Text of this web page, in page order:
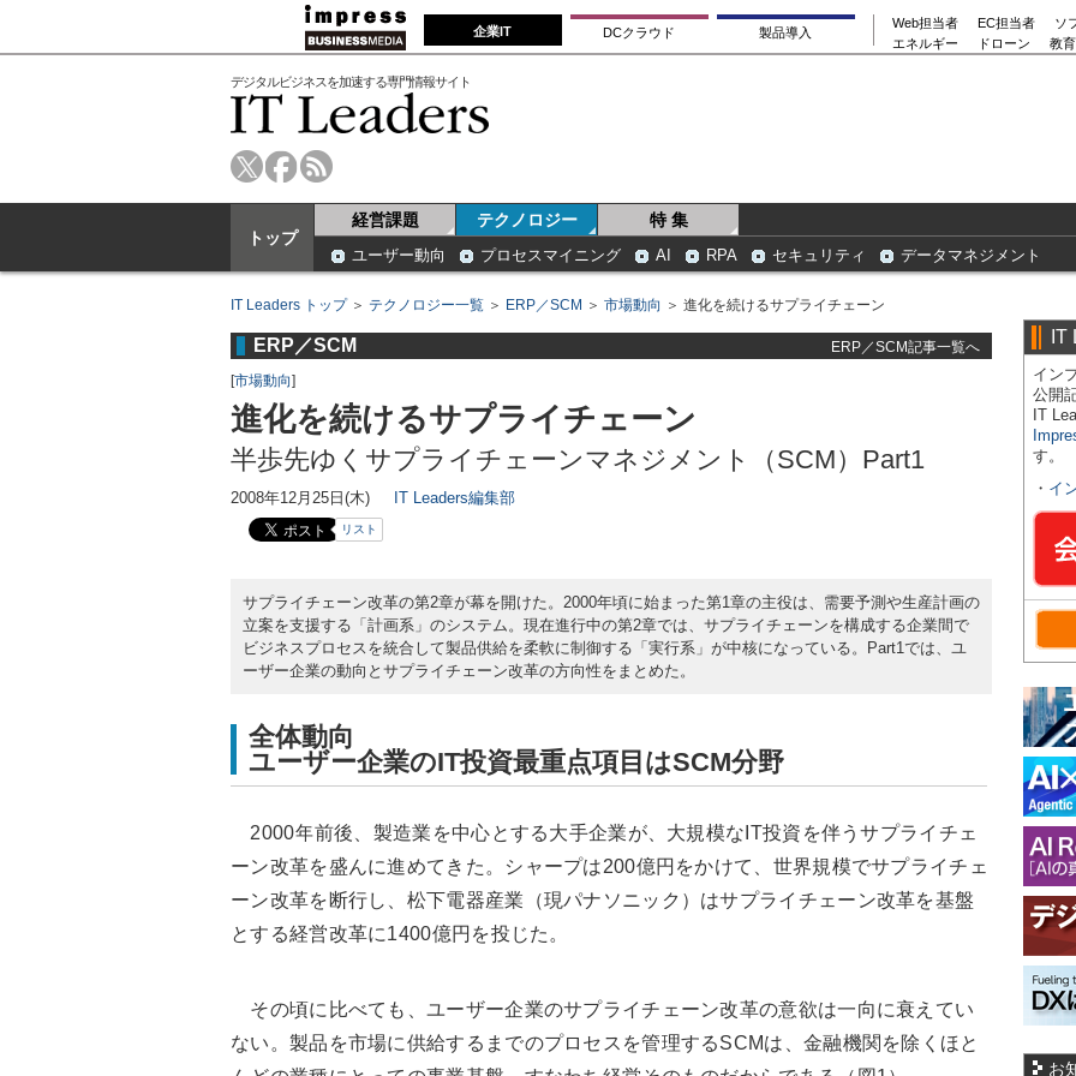
企業IT DCクラウド 製品導入
Web担当者 EC担当者
ソ
エネルギー
ドローン 教
デジタルビジネスを加速する専門情報サイト
トップ
経営課題 テクノロジー 特 集
ユーザー動向 プロセスマイニング AI RPA セキュリティ データマネジメント
IT Leaders トップ＞ テクノロジー一覧 ＞ ERP／SCM ＞ 市場動向 ＞ 進化を続けるサプライチェーン
ERP／SCM
ERP／SCM記事一覧へ
[市場動向]
進化を続けるサプライチェーン
半歩先ゆくサプライチェーンマネジメント（SCM）Part1
2008年12月25日(木) IT Leaders編集部
リスト
サプライチェーン改革の第2章が幕を開けた。2000年頃に始まった第1章の主役は、需要予測や生産計画の
立案を支援する「計画系」のシステム。現在進行中の第2章では、サプライチェーンを構成する企業間で
ビジネスプロセスを統合して製品供給を柔軟に制御する「実行系」が中核になっている。Part1では、ユ
ーザー企業の動向とサプライチェーン改革の方向性をまとめた。
全体動向
ユーザー企業のIT投資最重点項目はSCM分野
2000年前後、製造業を中心とする大手企業が、大規模なIT投資を伴うサプライチェ
ーン改革を盛んに進めてきた。シャープは200億円をかけて、世界規模でサプライチェ
ーン改革を断行し、松下電器産業（現パナソニック）はサプライチェーン改革を基盤
とする経営改革に1400億円を投じた。
その頃に比べても、ユーザー企業のサプライチェーン改革の意欲は一向に衰えてい
ない。製品を市場に供給するまでのプロセスを管理するSCMは、金融機関を除くほと
IT
イン
公開
IT
す。
・ イ
お